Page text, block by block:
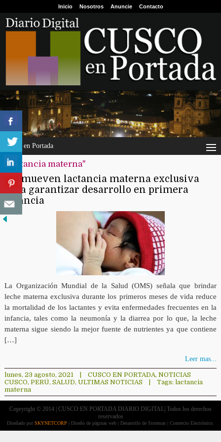
Inicio Nosotros Anuncie Contacto
Cusco en Portada
"lactancia materna"
Promueven lactancia materna exclusiva
para garantizar desarrollo en primera
infancia
La Organización Mundial de la Salud (OMS) señala que brindar
leche materna exclusiva durante los primeros meses de vida reduce
la mortalidad de los lactantes y evita enfermedades frecuentes en la
infancia, tales como la neumonía y la diarrea por lo que, la leche
materna sigue siendo la mejor fuente de nutrientes ya que contiene
[…]
Leer mas...
lunes, 23 agosto, 2021 CUSCO EN PORTADA, NOTICIAS
CUSCO, PERÚ, SALUD, ULTIMAS NOTICIAS Tags: lactancia
materna
Copryright © 2014 | CUSCO EN PORTADA DIARIO DIGITAL| Todos los derechos
reservados
Diseñado por SKYNETCORP | Diseño de páginas web | Desarrollo de Sistemas | Comercio Electrónico.